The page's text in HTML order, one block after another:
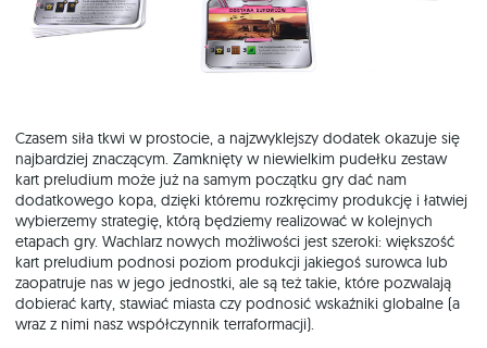
Czasem siła tkwi w prostocie, a najzwyklejszy dodatek okazuje się
najbardziej znaczącym. Zamknięty w niewielkim pudełku zestaw
kart preludium może już na samym początku gry dać nam
dodatkowego kopa, dzięki któremu rozkręcimy produkcję i łatwiej
wybierzemy strategię, którą będziemy realizować w kolejnych
etapach gry. Wachlarz nowych możliwości jest szeroki: większość
kart preludium podnosi poziom produkcji jakiegoś surowca lub
zaopatruje nas w jego jednostki, ale są też takie, które pozwalają
dobierać karty, stawiać miasta czy podnosić wskaźniki globalne (a
wraz z nimi nasz współczynnik terraformacji).